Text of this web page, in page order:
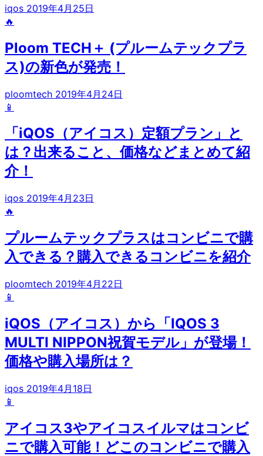
iqos 2019年4月25日
🔥
Ploom TECH＋ (プルームテックプラ
ス)の新色が発売！
ploomtech 2019年4月24日
📱
「iQOS（アイコス）定額プラン」と
は？出来ること、価格などまとめて紹
介！
iqos 2019年4月23日
🔥
プルームテックプラスはコンビニで購
入できる？購入できるコンビニを紹介
ploomtech 2019年4月22日
📱
iQOS（アイコス）から「IQOS 3
MULTI NIPPON祝賀モデル」が登場！
価格や購入場所は？
iqos 2019年4月18日
📱
アイコス3やアイコスイルマはコンビ
ニで購入可能！どこのコンビニで購入